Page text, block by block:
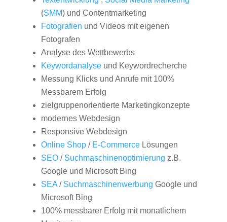
(SMM) und Contentmarketing
Fotografien und Videos mit eigenen
Fotografen
Analyse des Wettbewerbs
Keywordanalyseund Keywordrecherche
Messung Klicks und Anrufe mit 100%
Messbarem Erfolg
zielgruppenorientierte Marketingkonzepte
modernes Webdesign
Responsive Webdesign
Online Shop/ E-CommerceLösungen
SEO/ Suchmaschinenoptimierung z.B.
Google und Microsoft Bing
SEA/ Suchmaschinenwerbung Google und
Microsoft Bing
100% messbarer Erfolg mit monatlichem